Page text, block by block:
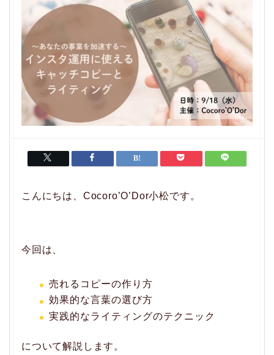
こんにちは、Cocoro’O’Dor小松です。
今回は、
売れるコピーの作り方
効果的な言葉の選び方
実践的なライティングのテクニック
について解説します。